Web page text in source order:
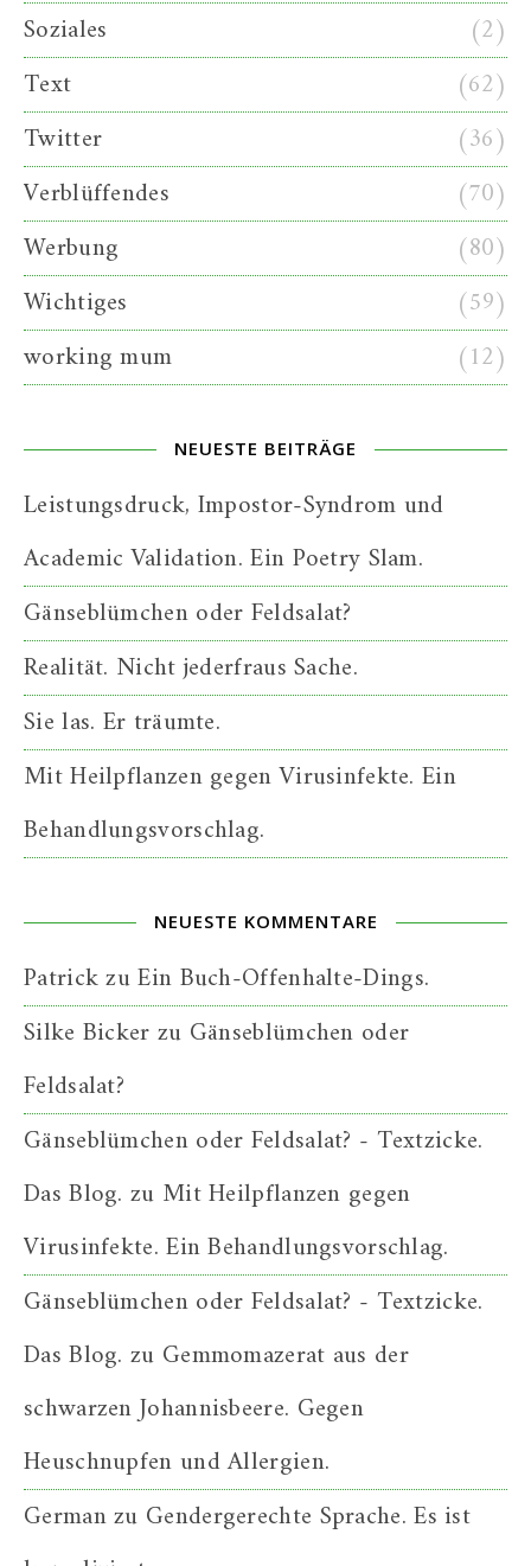
Soziales
(2)
Text
(62)
Twitter
(36)
Verblüffendes
(70)
Werbung
(80)
Wichtiges
(59)
working mum
(12)
NEUESTE BEITRÄGE
Leistungsdruck, Impostor-Syndrom und
Academic Validation. Ein Poetry Slam.
Gänseblümchen oder Feldsalat?
Realität. Nicht jederfraus Sache.
Sie las. Er träumte.
Mit Heilpflanzen gegen Virusinfekte. Ein
Behandlungsvorschlag.
NEUESTE KOMMENTARE
PatrickzuEin Buch-Offenhalte-Dings.
Silke Bickerzu Gänseblümchen oder
Feldsalat?
Gänseblümchen oder Feldsalat? - Textzicke.
Das Blog. zu Mit Heilpflanzen gegen
Virusinfekte. Ein Behandlungsvorschlag.
Gänseblümchen oder Feldsalat? - Textzicke.
Das Blog. zu Gemmomazerat aus der
schwarzen Johannisbeere. Gegen
Heuschnupfen und Allergien.
Germanzu Gendergerechte Sprache. Es ist